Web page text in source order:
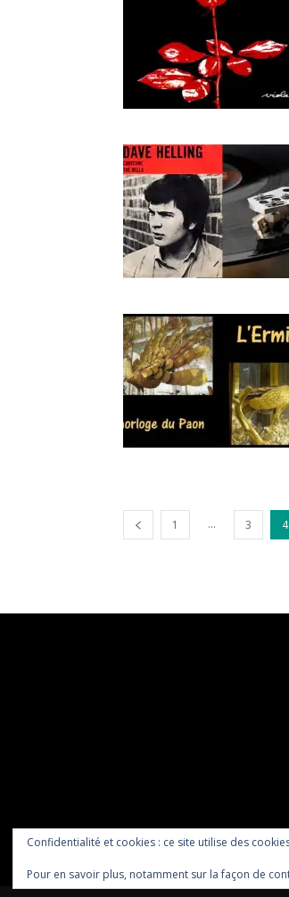
1 ... 3 4
Confidentialité et cookies : ce site utilise des
Pour en savoir plus, notamment sur la façon de